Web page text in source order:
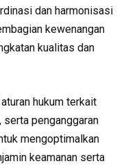
dan harmonisasi
kewenangan
kualitas dan
hukum terkait
serta penganggaran
mengoptimalkan
keamanan serta